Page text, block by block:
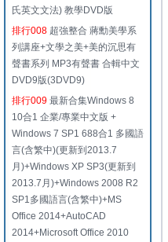
氏英文文法) 教學DVD版
排行008 超強整合 蔣勳美學系
列講座+文學之美+美的沉思有
聲書系列 MP3有聲書 合輯中文
DVD9版(3DVD9)
排行009 最新合集Windows 8
10合1 企業/專業中文版 +
Windows 7 SP1 688合1 多國語
言(含繁中)(更新到2013.7
月)+Windows XP SP3(更新到
2013.7月)+Windows 2008 R2
SP1多國語言(含繁中)+MS
Office 2014+AutoCAD
2014+Microsoft Office 2010